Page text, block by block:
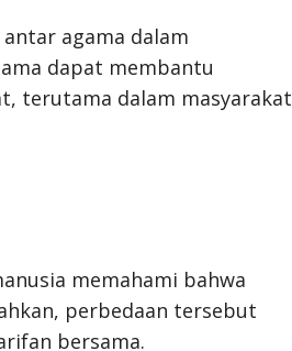
agama dalam
dapat membantu
terutama dalam masyarakat
memahami bahwa
perbedaan tersebut
bersama.